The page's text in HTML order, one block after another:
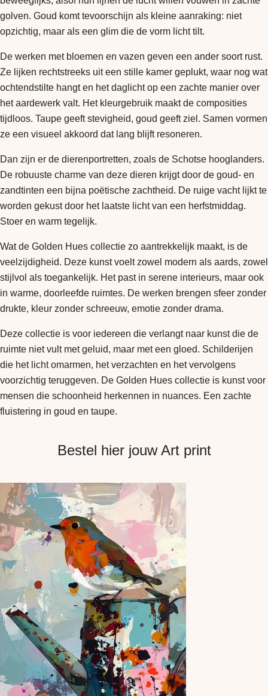
golven. Goud komt tevoorschijn als kleine aanraking: niet
opzichtig, maar als een glim die de vorm licht tilt.
De werken met bloemen en vazen geven een ander soort rust.
Ze lijken rechtstreeks uit een stille kamer geplukt, waar nog wat
ochtendstilte hangt en het daglicht op een zachte manier over
het aardewerk valt. Het kleurgebruik maakt de composities
tijdloos. Taupe geeft stevigheid, goud geeft ziel. Samen vormen
ze een visueel akkoord dat lang blijft resoneren.
Dan zijn er de dierenportretten, zoals de Schotse hooglanders.
De robuuste charme van deze dieren krijgt door de goud- en
zandtinten een bijna poëtische zachtheid. De ruige vacht lijkt te
worden gekust door het laatste licht van een herfstmiddag.
Stoer en warm tegelijk.
Wat de Golden Hues collectie zo aantrekkelijk maakt, is de
veelzijdigheid. Deze kunst voelt zowel modern als aards, zowel
stijlvol als toegankelijk. Het past in serene interieurs, maar ook
in warme, doorleefde ruimtes. De werken brengen sfeer zonder
drukte, kleur zonder schreeuw, emotie zonder drama.
Deze collectie is voor iedereen die verlangt naar kunst die de
ruimte niet vult met geluid, maar met een gloed. Schilderijen
die het licht omarmen, het verzachten en het vervolgens
voorzichtig teruggeven. De Golden Hues collectie is kunst voor
mensen die schoonheid herkennen in nuances. Een zachte
fluistering in goud en taupe.
Bestel hier jouw Art print